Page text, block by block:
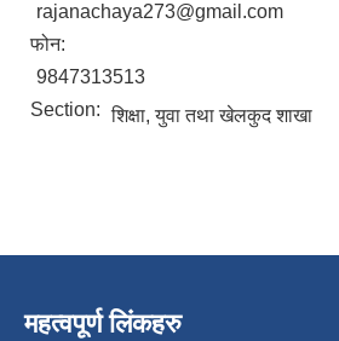
rajanachaya273@gmail.com
फोन:
9847313513
Section: शिक्षा, युवा तथा खेलकुद शाखा
महत्वपूर्ण लिंकहरु